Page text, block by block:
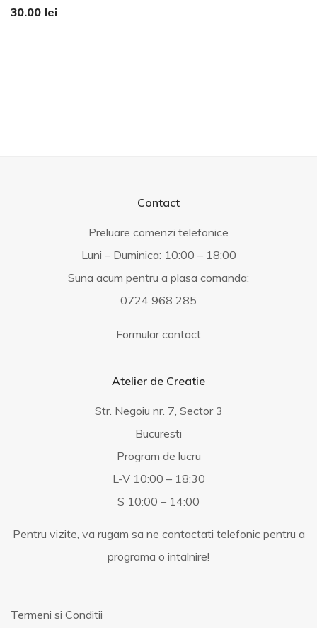
30.00 lei
Contact
Preluare comenzi telefonice
Luni – Duminica: 10:00 – 18:00
Suna acum pentru a plasa comanda:
0724 968 285
Formular contact
Atelier de Creatie
Str. Negoiu nr. 7, Sector 3
Bucuresti
Program de lucru
L-V 10:00 – 18:30
S 10:00 – 14:00
Pentru vizite, va rugam sa ne contactati telefonic pentru a
programa o intalnire!
Termeni si Conditii